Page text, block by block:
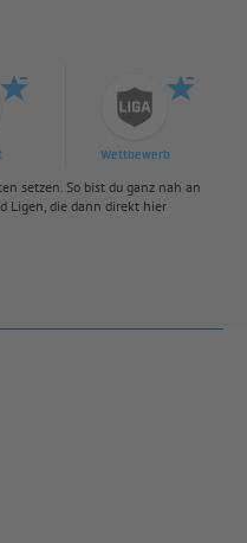
Wettbewerb
setzen. So bist du ganz nah an
Ligen, die dann direkt hier